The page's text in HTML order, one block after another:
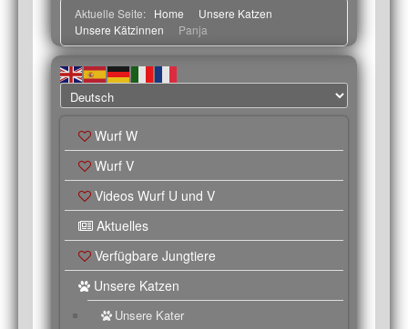
Aktuelle Seite: Home
Unsere Katzen
Unsere Kätzinnen
Panja
Wurf W
Wurf V
Videos Wurf U und V
Aktuelles
Verfügbare Jungtiere
Unsere Katzen
Unsere Kater